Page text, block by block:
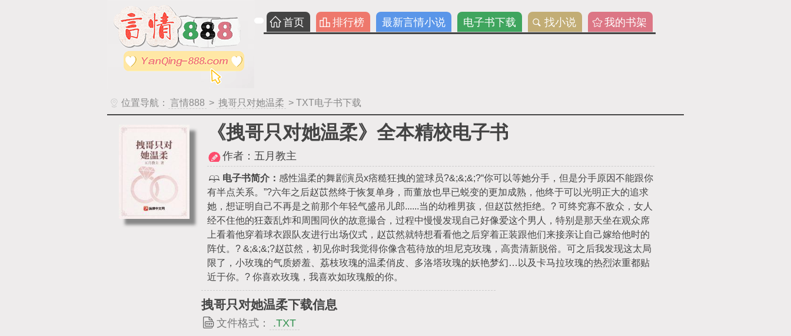
首页 排行榜 最新言情小说 电子书下载 找小说 我的书架
位置导航： 言情888 > 拽哥只对她温柔 > TXT电子书下载
《拽哥只对她温柔》全本精校电子书
作者： 五月教主
电子书简介： 感性温柔的舞剧演员x痞糙狂拽的篮球员?&;&;&;?“你可以等她分手，但是分手原因不能跟你
有半点关系。”?六年之后赵苡然终于恢复单身，而董放也早已蜕变的更加成熟，他终于可以光明正大的追求
她，想证明自己不再是之前那个年轻气盛吊儿郎......当的幼稚男孩，但赵苡然拒绝。? 可终究寡不敌众，女人
经不住他的狂轰乱炸和周围同伙的故意撮合，过程中慢慢发现自己好像爱这个男人，特别是那天坐在观众席
上看着他穿着球衣跟队友进行出场仪式，赵苡然就特想看看他之后穿着正装跟他们来接亲让自己嫁给他时的
阵仗。? &;&;&;?赵苡然，初见你时我觉得你像含苞待放的坦尼克玫瑰，高贵清新脱俗。可之后我发现这太局
限了，小玫瑰的气质娇羞、荔枝玫瑰的温柔俏皮、多洛塔玫瑰的妖艳梦幻…以及卡马拉玫瑰的热烈浓重都贴
近于你。? 你喜欢玫瑰，我喜欢如玫瑰般的你。
拽哥只对她温柔下载信息
文件格式：
.TXT